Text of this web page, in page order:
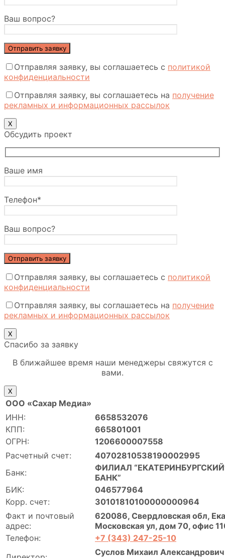
Ваш вопрос?
Отправляя заявку, вы соглашаетесь с политикой
конфиденциальности
Отправляя заявку, вы соглашаетесь на получение
рекламных и информационных рассылок
Х
Обсудить проект
Ваше имя
Телефон*
Ваш вопрос?
Отправляя заявку, вы соглашаетесь с политикой
конфиденциальности
Отправляя заявку, вы соглашаетесь на получение
рекламных и информационных рассылок
Х
Спасибо за заявку
В ближайшее время наши менеджеры свяжутся с
вами.
Х
ООО «Сахар Медиа»
ИНН:
6658532076
КПП:
665801001
ОГРН:
1206600007558
Расчетный счет:
40702810538190002995
Банк:
ФИЛИАЛ
БАНК”
БИК:
046577964
Корр. счет:
30101810100000000964
Факт и почтовый
адрес:
620086, Свердловская обл,
Московская ул, дом 70, офис
Телефон:
+7 (343) 247-25-10
Суслов Михаил Александрович